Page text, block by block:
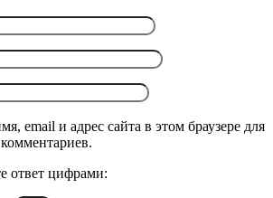
email и адрес сайта в этом браузере для
ответ цифрами: